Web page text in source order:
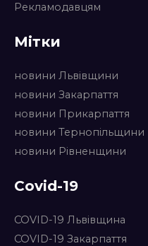
Рекламодавцям
Мітки
новини Львівщини
новини Закарпаття
новини Прикарпаття
новини Тернопільщини
новини Рівненщини
Covid-19
COVID-19 Львівщина
COVID-19 Закарпаття